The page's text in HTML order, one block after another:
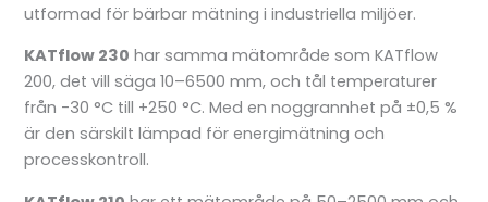
utformad för bärbar mätning i industriella miljöer.
KATflow 230 har samma mätområde som KATflow
200, det vill säga 10–6500 mm, och tål temperaturer
från -30 °C till +250 °C. Med en noggrannhet på ±0,5 %
är den särskilt lämpad för energimätning och
processkontroll.